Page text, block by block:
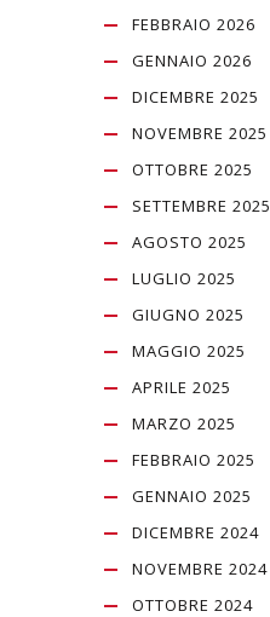
FEBBRAIO 2026
GENNAIO 2026
DICEMBRE 2025
NOVEMBRE 2025
OTTOBRE 2025
SETTEMBRE 2025
AGOSTO 2025
LUGLIO 2025
GIUGNO 2025
MAGGIO 2025
APRILE 2025
MARZO 2025
FEBBRAIO 2025
GENNAIO 2025
DICEMBRE 2024
NOVEMBRE 2024
OTTOBRE 2024